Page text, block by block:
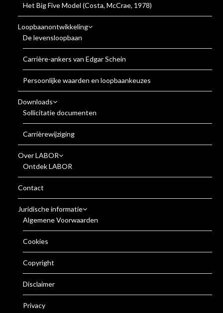
Het Big Five Model (Costa, McCrae, 1978)
Loopbaanontwikkeling
De levensloopbaan
Carrière-ankers van Edgar Schein
Persoonlijke waarden en loopbaankeuzes
Downloads
Sollicitatie documenten
Carrièrewijziging
Over LABOR
Ontdek LABOR
Contact
Juridische informatie
Algemene Voorwaarden
Cookies
Copyright
Disclaimer
Privacy